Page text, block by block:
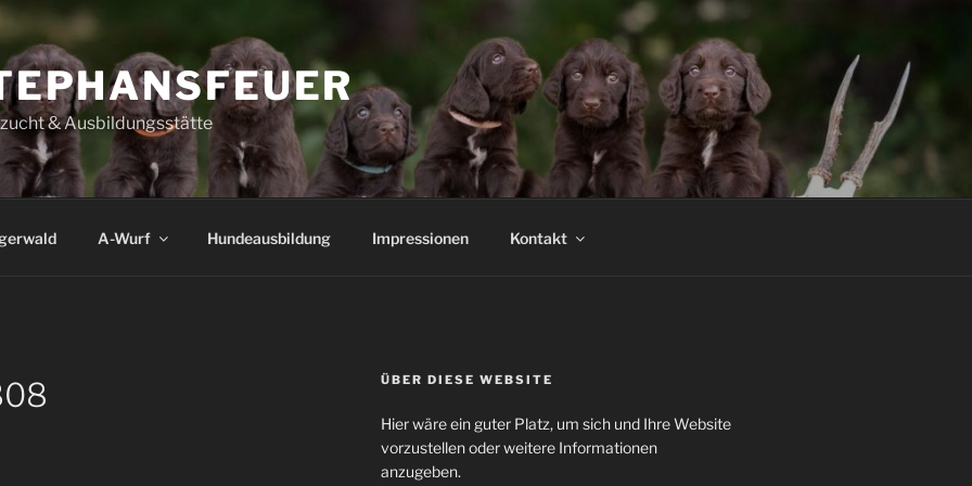
& Ausbildungsstätte
A-Wurf Hundeausbildung Impressionen Kontakt
ÜBER DIESE WEBSITE
Hier wäre ein guter Platz, um sich und Ihre Website
vorzustellen oder weitere Informationen
anzugeben.